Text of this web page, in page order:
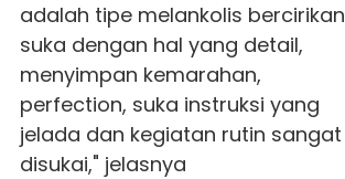
adalah tipe melankolis bercirikan
suka dengan hal yang detail,
menyimpan kemarahan,
perfection, suka instruksi yang
jelada dan kegiatan rutin sangat
disukai," jelasnya